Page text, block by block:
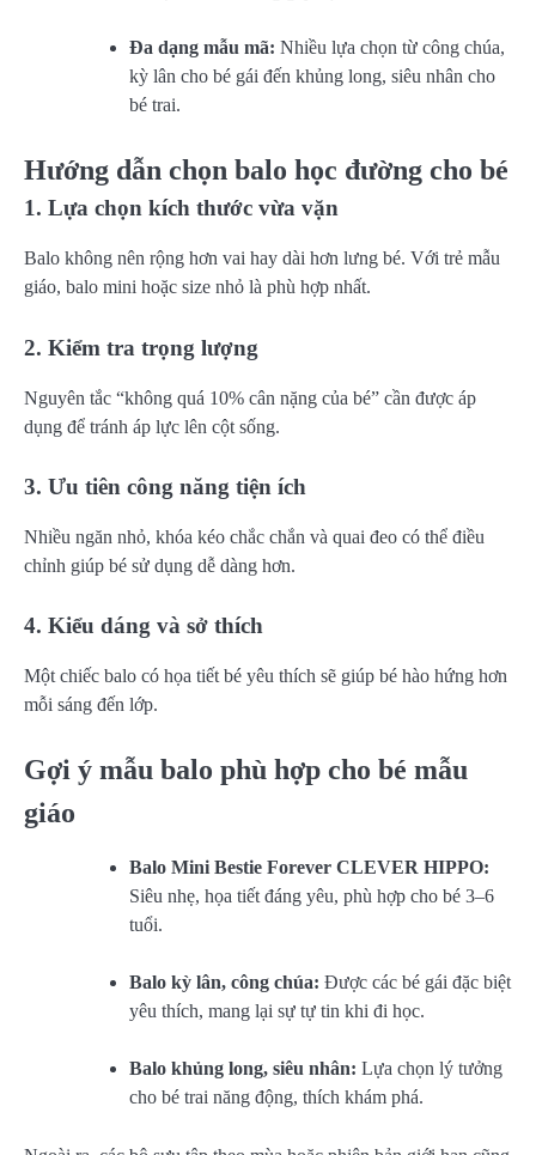
Đa dạng mẫu mã: Nhiều lựa chọn từ công chúa,
kỳ lân cho bé gái đến khủng long, siêu nhân cho
bé trai.
Hướng dẫn chọn balo học đường cho bé
1. Lựa chọn kích thước vừa vặn
Balo không nên rộng hơn vai hay dài hơn lưng bé. Với trẻ mẫu
giáo, balo mini hoặc size nhỏ là phù hợp nhất.
2. Kiểm tra trọng lượng
Nguyên tắc “không quá 10% cân nặng của bé” cần được áp
dụng để tránh áp lực lên cột sống.
3. Ưu tiên công năng tiện ích
Nhiều ngăn nhỏ, khóa kéo chắc chắn và quai đeo có thể điều
chỉnh giúp bé sử dụng dễ dàng hơn.
4. Kiểu dáng và sở thích
Một chiếc balo có họa tiết bé yêu thích sẽ giúp bé hào hứng hơn
mỗi sáng đến lớp.
Gợi ý mẫu balo phù hợp cho bé mẫu
giáo
Balo Mini Bestie Forever CLEVER HIPPO:
Siêu nhẹ, họa tiết đáng yêu, phù hợp cho bé 3–6
tuổi.
Balo kỳ lân, công chúa: Được các bé gái đặc biệt
yêu thích, mang lại sự tự tin khi đi học.
Balo khủng long, siêu nhân: Lựa chọn lý tưởng
cho bé trai năng động, thích khám phá.